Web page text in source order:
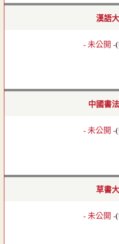
漢語
- 未公開 -(
中國書
- 未公開 -(
草書
- 未公開 -(